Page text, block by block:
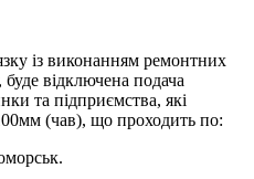
із виконанням ремонтних
відключена подача
та підприємства, які
(чав), що проходить по: